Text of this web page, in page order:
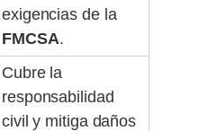
exigencias de la
FMCSA.
Cubre la
responsabilidad
civil y mitiga daños